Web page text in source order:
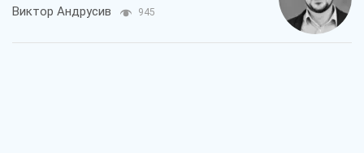
Виктор Андрусив 945